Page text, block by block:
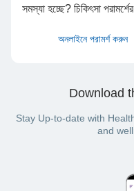
সমস্যা হচ্ছে? চিকিৎসা
অনলাইনে পরামর্শ করুন
Download
Stay Up-to-date with
and